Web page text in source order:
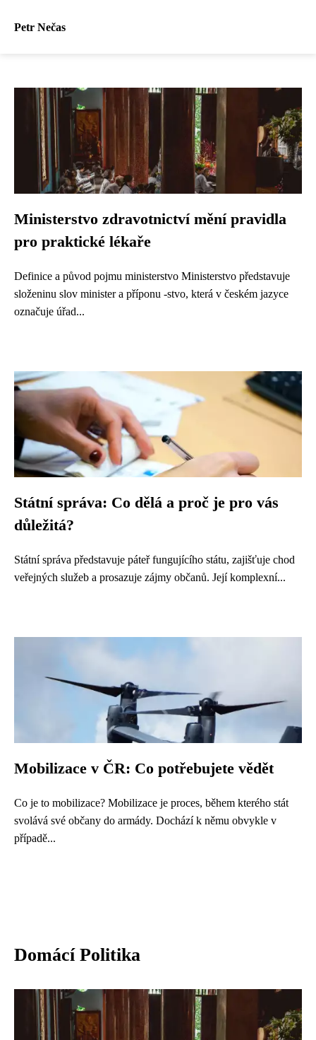
Petr Nečas
Ministerstvo zdravotnictví mění pravidla
pro praktické lékaře
Definice a původ pojmu ministerstvo Ministerstvo představuje
složeninu slov minister a příponu -stvo, která v českém jazyce
označuje úřad...
Státní správa: Co dělá a proč je pro vás
důležitá?
Státní správa představuje páteř fungujícího státu, zajišťuje chod
veřejných služeb a prosazuje zájmy občanů. Její komplexní...
Mobilizace v ČR: Co potřebujete vědět
Co je to mobilizace? Mobilizace je proces, během kterého stát
svolává své občany do armády. Dochází k němu obvykle v
případě...
Domácí Politika